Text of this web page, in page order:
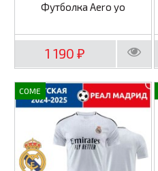
Футболка Aero yo
1 190₽
COME